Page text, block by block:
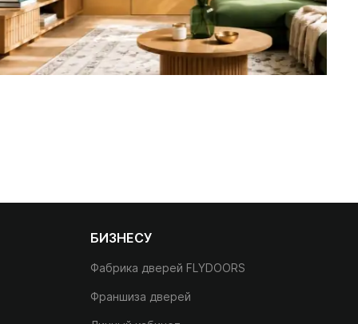
БИЗНЕСУ
Фабрика дверей FLYDOORS
Франшиза дверей